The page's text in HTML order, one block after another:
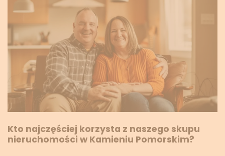
Kto najczęściej korzysta z naszego skupu
nieruchomości w Kamieniu Pomorskim?